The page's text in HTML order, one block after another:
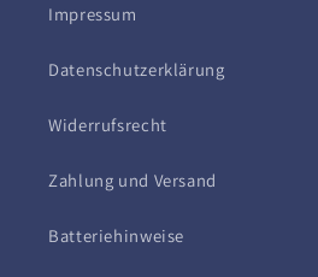
Impressum
Datenschutzerklärung
Widerrufsrecht
Zahlung und Versand
Batteriehinweise